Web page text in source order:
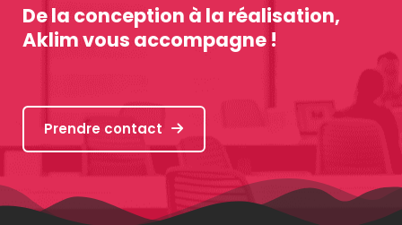
De la conception à la réalisation,
Aklim vous accompagne !
Prendre contact